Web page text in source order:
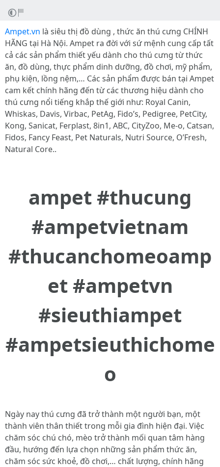
Ampet.vn là siêu thị đồ dùng , thức ăn thú cưng CHÍNH
HÃNG tại Hà Nội. Ampet ra đời với sứ mệnh cung cấp tất
cả các sản phẩm thiết yếu dành cho thú cưng từ thức
ăn, đồ dùng, thực phẩm dinh dưỡng, đồ chơi, mỹ phẩm,
phụ kiện, lồng nệm,… Các sản phẩm được bán tại Ampet
cam kết chính hãng đến từ các thương hiệu dành cho
thú cưng nổi tiếng khắp thế giới như: Royal Canin,
Whiskas, Davis, Virbac, PetAg, Fido’s, Pedigree, PetCity,
Kong, Sanicat, Ferplast, 8in1, ABC, CityZoo, Me-o, Catsan,
Fidos, Fancy Feast, Pet Naturals, Nutri Source, O’Fresh,
Natural Core..
ampet #thucung
#ampetvietnam
#thucanchomeoamp
et #ampetvn
#sieuthiampet
#ampetsieuthichome
o
Ngày nay thú cưng đã trở thành một người bạn, một
thành viên thân thiết trong mỗi gia đình hiện đại. Việc
chăm sóc chú chó, mèo trở thành mối quan tâm hàng
đầu, hướng đến lựa chọn những sản phẩm thức ăn,
chăm sóc sức khoẻ, đồ chơi,… chất lượng, chính hãng